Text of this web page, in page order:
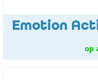
Emotion
op